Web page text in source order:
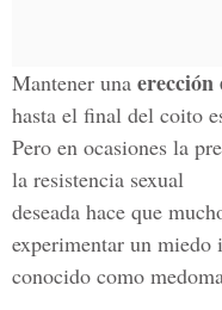
Mantener una erección
hasta el final del coito
Pero en ocasiones la
la resistencia sexual
deseada hace que
experimentar un miedo
conocido como